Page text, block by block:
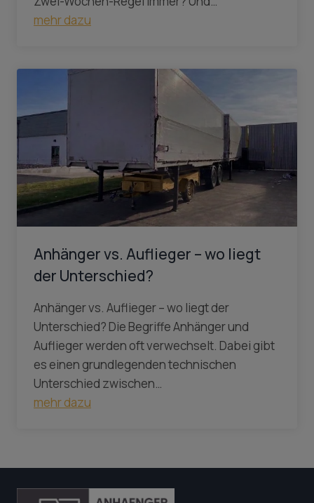
mehr dazu
Anhänger vs. Auflieger – wo liegt
der Unterschied?
Anhänger vs. Auflieger – wo liegt der
Unterschied? Die Begriffe Anhänger und
Auflieger werden oft verwechselt. Dabei gibt
es einen grundlegenden technischen
Unterschied zwischen…
mehr dazu